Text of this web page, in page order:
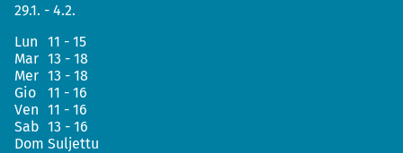
29.1. - 4.2.
Lun
11 - 15
Mar 13 - 18
Mer 13 - 18
Gio
11 - 16
Ven 11 - 16
Sab 13 - 16
Dom Suljettu